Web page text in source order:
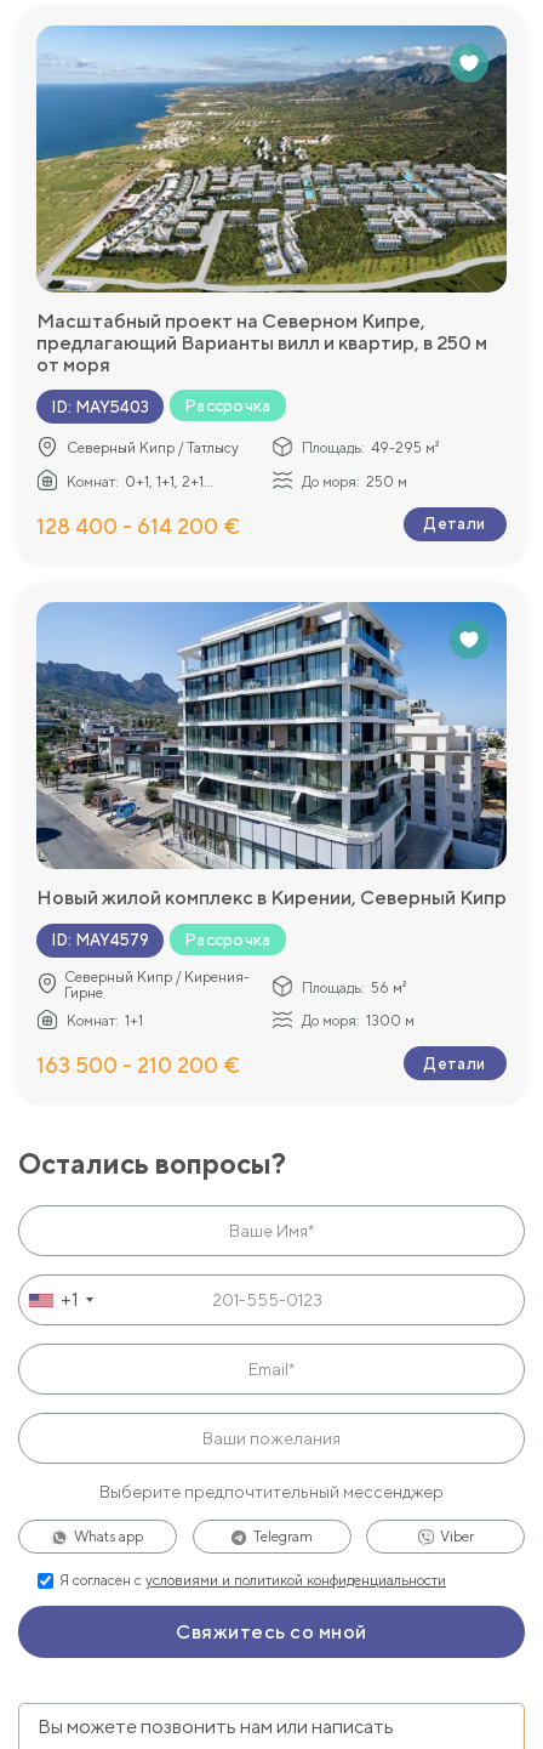
Масштабный проект на Северном Кипре,
предлагающий Варианты вилл и квартир, в 250 м
от моря
ID: MAY5403 Рассрочка
Северный Кипр / Татлысу Площадь: 49-295 м²
Комнат: 0+1, 1+1, 2+1... До моря: 250 м
128 400 - 614 200 € Детали
Новый жилой комплекс в Кирении, Северный Кипр
ID: MAY4579 Рассрочка
Северный Кипр / Кирения-
Гирне
Площадь: 56 м²
Комнат: 1+1 До моря: 1300 м
163 500 - 210 200 € Детали
Остались вопросы?
+1
Выберите предпочтительный мессенджер
Whats app Telegram Viber
Я согласен с условиями и политикой конфиденциальности
Вы можете позвонить нам или написать